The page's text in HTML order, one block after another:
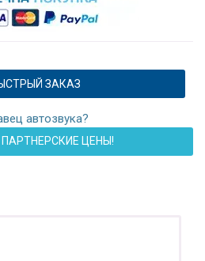
ЗАКАЗ
автозвука?
ЦЕНЫ!